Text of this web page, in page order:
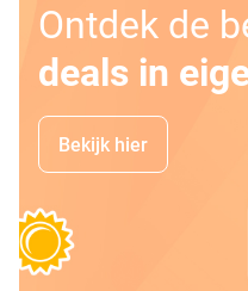
Ontdek de
deals in
Bekijk hier